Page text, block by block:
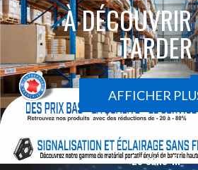
À
TARDER
AFFICHER
Le sans-fil